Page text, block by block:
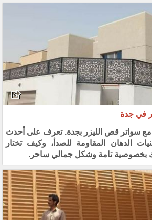
في جدة
مع سواتر قص الليزر بجدة. تعرف على أحدث
الدهان المقاومة للصدأ، وكيف تختار
بخصوصية تامة وشكل جمالي ساحر.